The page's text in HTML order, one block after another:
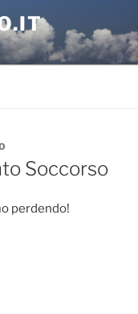
Soccorso
perdendo!